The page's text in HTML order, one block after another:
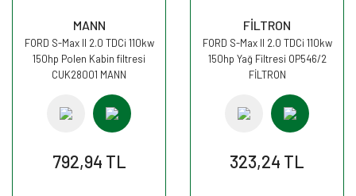
MANN
FORD S-Max II 2.0 TDCi 110kw
150hp Polen Kabin filtresi
CUK28001 MANN
792,94 TL
FİLTRON
FORD S-Max II 2.0 TDCi 110kw
150hp Yağ Filtresi OP546/2
FİLTRON
323,24 TL